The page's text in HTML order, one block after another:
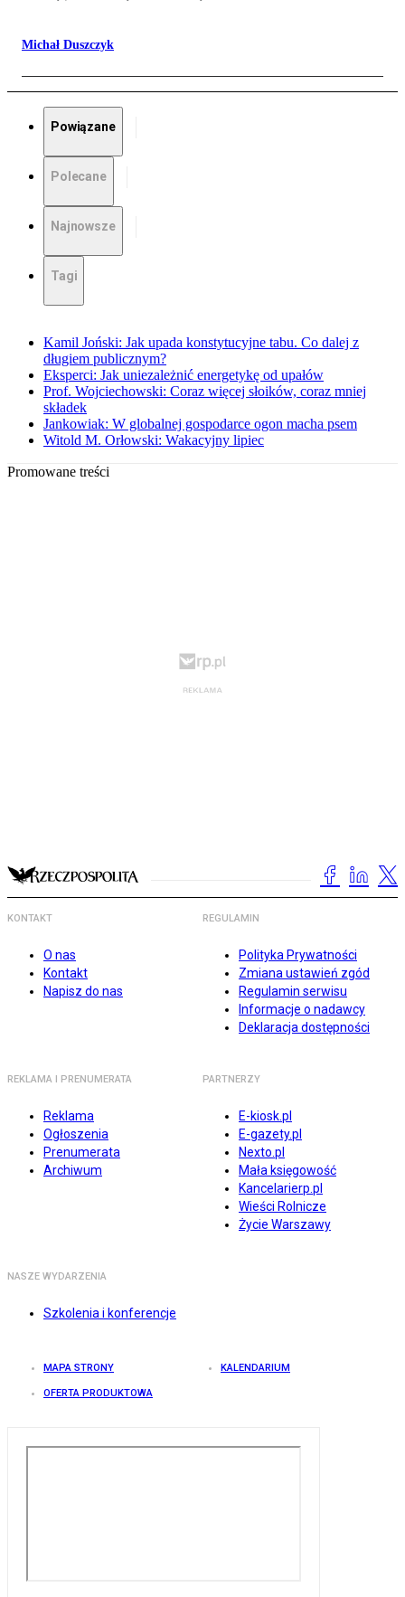
Michał Duszczyk
Powiązane
Polecane
Najnowsze
Tagi
Kamil Joński: Jak upada konstytucyjne tabu. Co dalej z
długiem publicznym?
Eksperci: Jak uniezależnić energetykę od upałów
Prof. Wojciechowski: Coraz więcej słoików, coraz mniej
składek
Jankowiak: W globalnej gospodarce ogon macha psem
Witold M. Orłowski: Wakacyjny lipiec
Promowane treści
KONTAKT
O nas
Kontakt
Napisz do nas
REGULAMIN
Polityka Prywatności
Zmiana ustawień zgód
Regulamin serwisu
Informacje o nadawcy
Deklaracja dostępności
REKLAMA I PRENUMERATA
Reklama
Ogłoszenia
Prenumerata
Archiwum
PARTNERZY
E-kiosk.pl
E-gazety.pl
Nexto.pl
Mała księgowość
Kancelarierp.pl
Wieści Rolnicze
Życie Warszawy
NASZE WYDARZENIA
Szkolenia i konferencje
MAPA STRONY KALENDARIUM
OFERTA PRODUKTOWA